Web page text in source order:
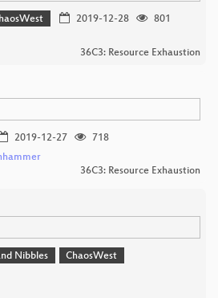
2019-12-28
801
36C3: Resource Exhaustion
2019-12-27
718
36C3: Resource Exhaustion
Nibbles
ChaosWest